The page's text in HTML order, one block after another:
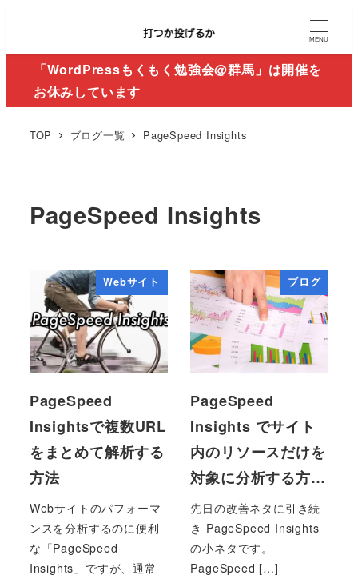
MENU
「WordPressもくもく勉強会@群馬」は開催を
お休みしています
TOP ブログ一覧 PageSpeed Insights
PageSpeed Insights
Webサイト
PageSpeed
Insightsで複数URL
をまとめて解析する
方法
Webサイトのパフォーマ
ンスを分析するのに便利
な「PageSpeed
Insights」ですが、通常
ブログ
PageSpeed
Insights でサイト
内のリソースだけを
対象に分析する方…
先日の改善ネタに引き続
き PageSpeed Insights
の小ネタです。
PageSpeed […]